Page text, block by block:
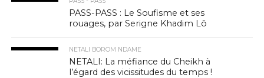
PASS-PASS : Le Soufisme et ses
rouages, par Serigne Khadim Lô
NETALI BOROM NDAME
NETALI: La méfiance du Cheikh à
l’égard des vicissitudes du temps !